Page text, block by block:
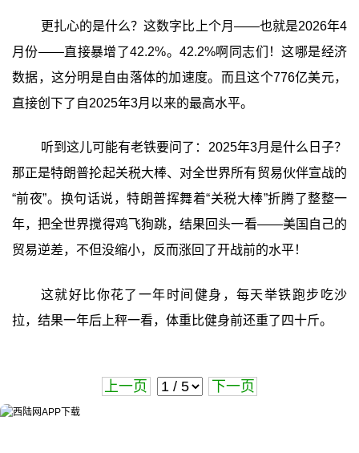
更扎心的是什么？这数字比上个月——也就是2026年4
月份——直接暴增了42.2%。42.2%啊同志们！这哪是经济
数据，这分明是自由落体的加速度。而且这个776亿美元，
直接创下了自2025年3月以来的最高水平。
听到这儿可能有老铁要问了：2025年3月是什么日子？
那正是特朗普抡起关税大棒、对全世界所有贸易伙伴宣战的
“前夜”。换句话说，特朗普挥舞着“关税大棒”折腾了整整一
年，把全世界搅得鸡飞狗跳，结果回头一看——美国自己的
贸易逆差，不但没缩小，反而涨回了开战前的水平！
这就好比你花了一年时间健身，每天举铁跑步吃沙
拉，结果一年后上秤一看，体重比健身前还重了四十斤。
上一页 下一页